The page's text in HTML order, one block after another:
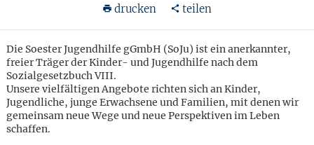
drucken teilen
Die Soester Jugendhilfe gGmbH (SoJu) ist ein anerkannter,
freier Träger der Kinder- und Jugendhilfe nach dem
Sozialgesetzbuch VIII.
Unsere vielfältigen Angebote richten sich an Kinder,
Jugendliche, junge Erwachsene und Familien, mit denen wir
gemeinsam neue Wege und neue Perspektiven im Leben
schaffen.